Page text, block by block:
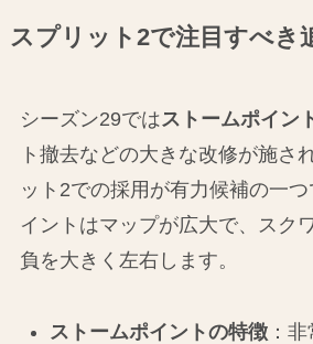
スプリット2で注目すべき
シーズン29ではストームポイン
ト撤去などの大きな改修が施さ
ット2での採用が有力候補の一
イントはマップが広大で、スク
負を大きく左右します。
ストームポイントの特徴：非